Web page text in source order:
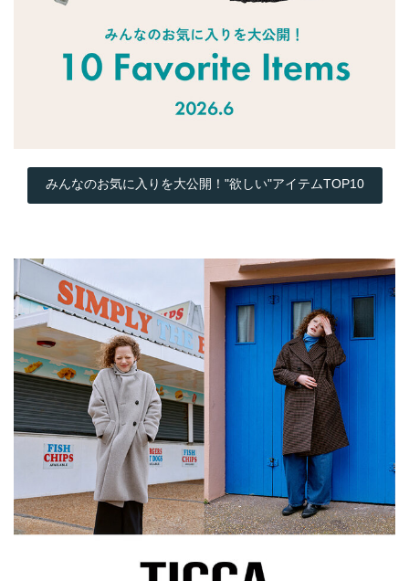
みんなのお気に入りを大公開！"欲しい"アイテムTOP10